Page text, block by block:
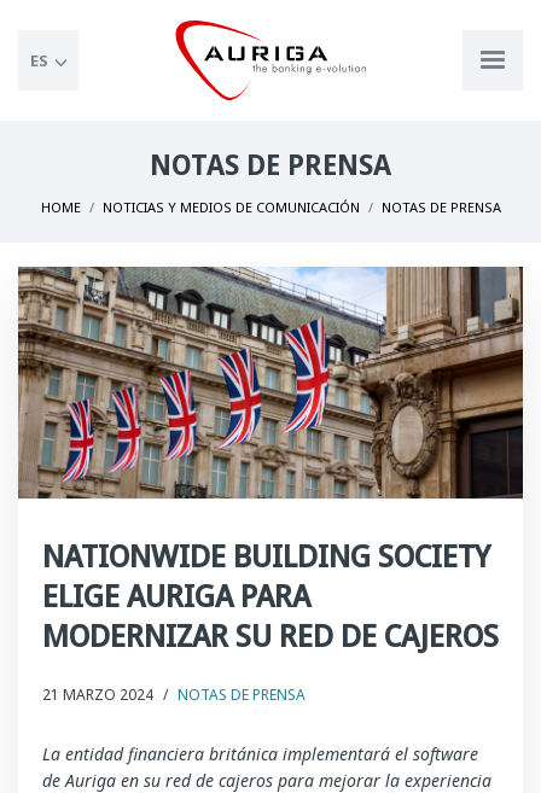
ES
NOTAS DE PRENSA
HOME NOTICIAS Y MEDIOS DE COMUNICACIÓN NOTAS DE PRENSA
NATIONWIDE BUILDING SOCIETY
ELIGE AURIGA PARA
MODERNIZAR SU RED DE CAJEROS
21 MARZO 2024 / NOTAS DE PRENSA
La entidad financiera británica implementará el software
de Auriga en su red de cajeros para mejorar la experiencia